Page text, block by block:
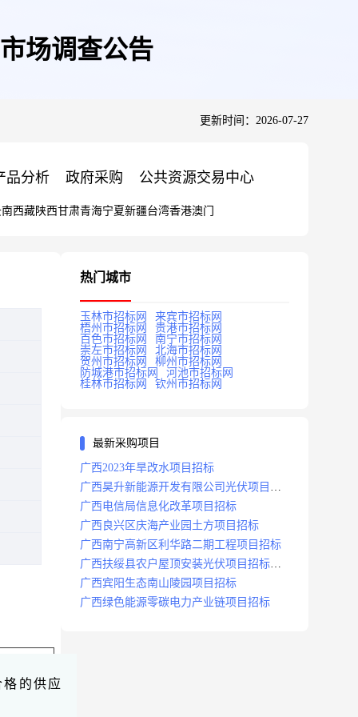
场调查公告
更新时间：2026-07-27
品分析 政府采购 公共资源交易中心
西藏陕西甘肃青海宁夏新疆台湾香港澳门
的供应
热门城市
玉林市招标网
来宾市招标网
梧州市招标网
贵港市招标网
百色市招标网
南宁市招标网
崇左市招标网
北海市招标网
贺州市招标网
柳州市招标网
防城港市招标网
河池市招标网
桂林市招标网
钦州市招标网
最新采购项目
广西2023年旱改水项目招标
广西昊升新能源开发有限公司光伏项目招
标
广西电信局信息化改革项目招标
广西良兴区庆海产业园土方项目招标
广西南宁高新区利华路二期工程项目招标
广西扶绥县农户屋顶安装光伏项目招标公
告
广西宾阳生态南山陵园项目招标
广西绿色能源零碳电力产业链项目招标